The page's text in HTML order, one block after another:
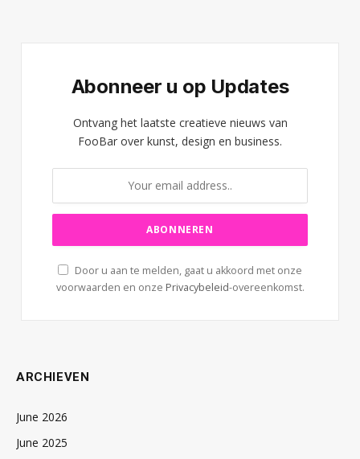
Abonneer u op Updates
Ontvang het laatste creatieve nieuws van
FooBar over kunst, design en business.
Door u aan te melden, gaat u akkoord met onze
voorwaarden en onze Privacybeleid-overeenkomst.
ARCHIEVEN
June 2026
June 2025